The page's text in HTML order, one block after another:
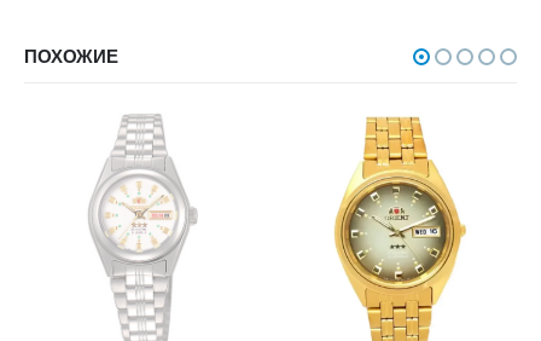
ПОХОЖИЕ
НЕТ В НАЛИЧИИ